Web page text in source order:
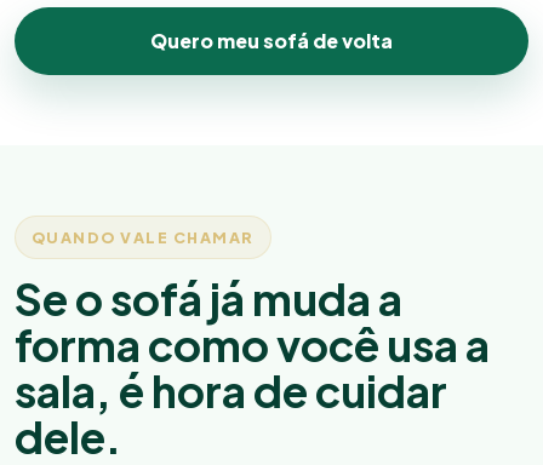
Quero meu sofá de volta
QUANDO VALE CHAMAR
Se o sofá já muda a
forma como você usa a
sala, é hora de cuidar
dele.